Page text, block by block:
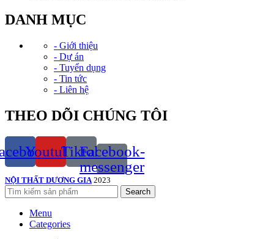
DANH MỤC
- Giới thiệu
- Dự án
- Tuyển dụng
- Tin tức
- Liên hệ
THEO DÕI CHÚNG TÔI
YoutubeTiktok
Facebook-
messenger
NỘI THẤT DƯƠNG GIA 2023
Search
Menu
Categories